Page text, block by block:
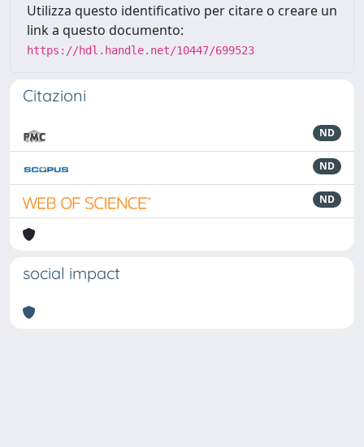
Utilizza questo identificativo per citare o creare un
link a questo documento:
https://hdl.handle.net/10447/699523
Citazioni
ND
ND
ND
social impact